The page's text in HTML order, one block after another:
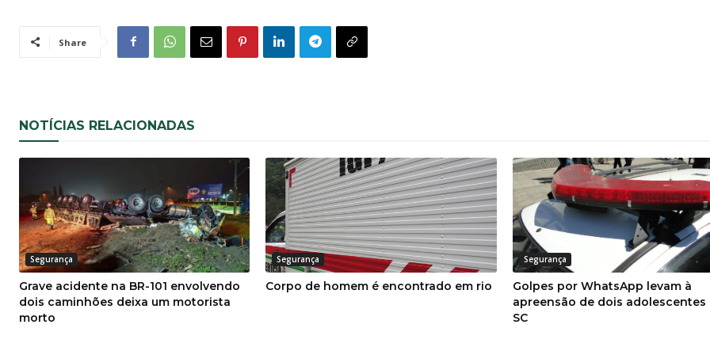
Share
NOTÍCIAS RELACIONADAS
Segurança
Grave acidente na BR-101 envolvendo
dois caminhões deixa um motorista
morto
Segurança
Corpo de homem é encontrado em rio
Segurança
Golpes por WhatsApp levam à
apreensão de dois adolescentes
SC